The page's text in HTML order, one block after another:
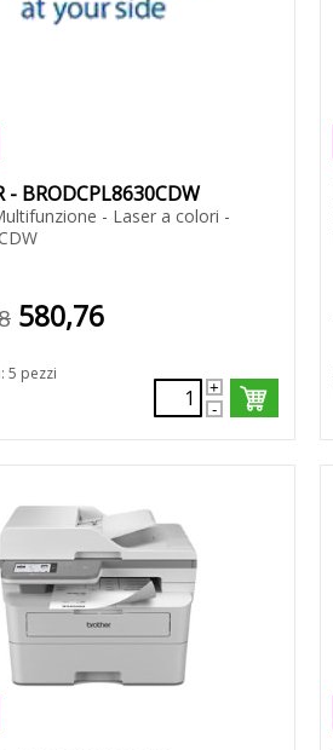
- BRODCPL8630CDW
- Laser a colori -
580,76
5 pezzi